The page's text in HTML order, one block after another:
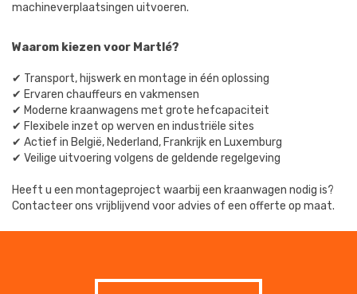
machineverplaatsingen uitvoeren.
Waarom kiezen voor Martlé?
✔ Transport, hijswerk en montage in één oplossing
✔ Ervaren chauffeurs en vakmensen
✔ Moderne kraanwagens met grote hefcapaciteit
✔ Flexibele inzet op werven en industriële sites
✔ Actief in België, Nederland, Frankrijk en Luxemburg
✔ Veilige uitvoering volgens de geldende regelgeving
Heeft u een montageproject waarbij een kraanwagen nodig is?
Contacteer ons vrijblijvend voor advies of een offerte op maat.